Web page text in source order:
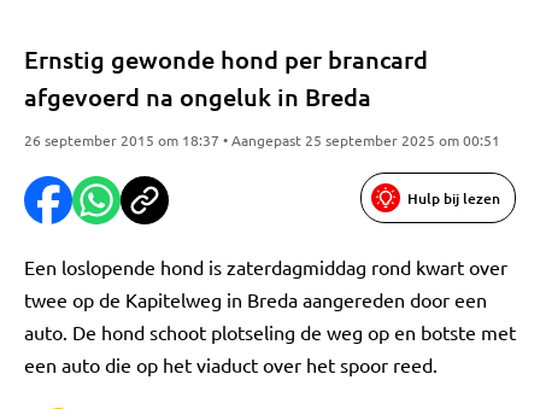
Ernstig gewonde hond per brancard
afgevoerd na ongeluk in Breda
26 september 2015 om 18:37 • Aangepast 25 september 2025 om 00:51
Hulp bij lezen
Een loslopende hond is zaterdagmiddag rond kwart over
twee op de Kapitelweg in Breda aangereden door een
auto. De hond schoot plotseling de weg op en botste met
een auto die op het viaduct over het spoor reed.